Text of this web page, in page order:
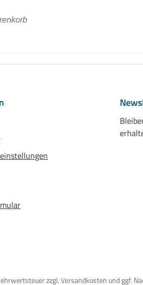
zzgl. Versandkosten und ggf.